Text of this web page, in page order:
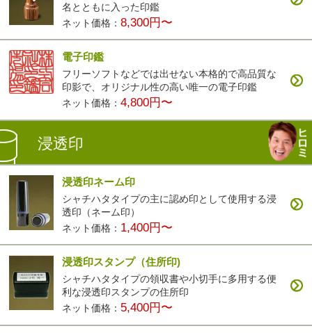
名とともに入った印鑑
ネット価格：8,300円〜
電子印鑑
フリーソフトなどでは出せない本格的で高品質な
印影で、オリジナル性の高い唯一の電子印鑑
ネット価格：4,800円〜
浸透印
浸透印ネーム印
シャチハタタイプの主に認め印として使用する浸
透印（ネーム印）
ネット価格： 1,400円〜
浸透印スタンプ（住所印)
シャチハタタイプの領収書や小切手に多用する便
利な浸透印スタンプの住所印
ネット価格： 5,400円〜